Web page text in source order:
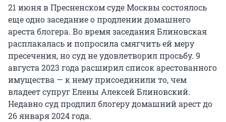
21 июня в Пресненском суде Москвы состоялось
еще одно заседание о продлении домашнего
ареста блогера. Во время заседания Блиновская
расплакалась и попросила смягчить ей меру
пресечения, но суд не удовлетворил просьбу. 9
августа 2023 года расширил список арестованного
имущества — к нему присоединили то, чем
владеет супруг Елены Алексей Блиновский.
Недавно суд продлил блогеру домашний арест до
26 января 2024 года.